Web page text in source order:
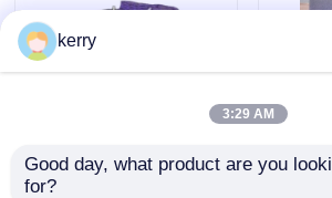
ब्लॉग
एक उद्धरण का अनुरोध करें
एबीबी 800xa
CA202 144-202-000-
kerry
3:29 AM
Good day, what product are you
for?